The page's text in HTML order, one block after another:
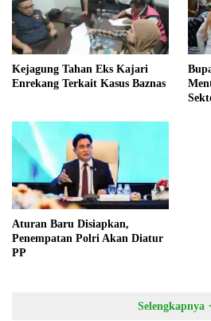
Kejagung Tahan Eks Kajari
Enrekang Terkait Kasus Baznas
Aturan Baru Disiapkan,
Penempatan Polri Akan Diatur
PP
Selengkapnya